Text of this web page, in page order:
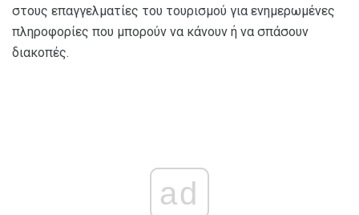
στους επαγγελματίες του τουρισμού για ενημερωμένες
πληροφορίες που μπορούν να κάνουν ή να σπάσουν
διακοπές.
ad